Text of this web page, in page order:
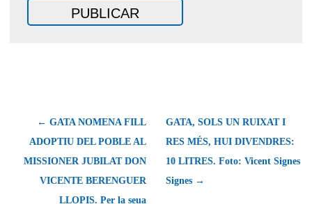
← GATA NOMENA FILL
ADOPTIU DEL POBLE AL
MISSIONER JUBILAT DON
VICENTE BERENGUER
LLOPIS. Per la seua
GATA, SOLS UN RUIXAT I
RES MÉS, HUI DIVENDRES:
10 LITRES. Foto: Vicent Signes
Signes →